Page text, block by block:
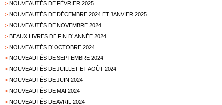
> NOUVEAUTÉS DE FÉVRIER 2025
> NOUVEAUTÉS DE DÉCEMBRE 2024 ET JANVIER 2025
> NOUVEAUTÉS DE NOVEMBRE 2024
> BEAUX LIVRES DE FIN D´ANNÉE 2024
> NOUVEAUTÉS D´OCTOBRE 2024
> NOUVEAUTÉS DE SEPTEMBRE 2024
> NOUVEAUTÉS DE JUILLET ET AOÛT 2024
> NOUVEAUTÉS DE JUIN 2024
> NOUVEAUTÉS DE MAI 2024
> NOUVEAUTÉS DE AVRIL 2024